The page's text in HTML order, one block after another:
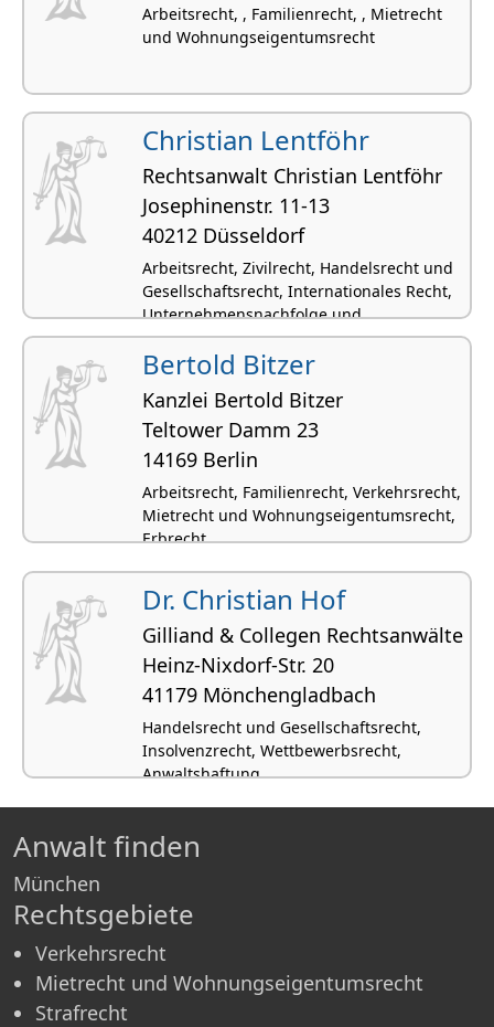
Arbeitsrecht, , Familienrecht, , Mietrecht
und Wohnungseigentumsrecht
Christian Lentföhr
Rechtsanwalt Christian Lentföhr
Josephinenstr. 11-13
40212 Düsseldorf
Arbeitsrecht, Zivilrecht, Handelsrecht und
Gesellschaftsrecht, Internationales Recht,
Unternehmensnachfolge und
Betriebsnachfolge
Bertold Bitzer
Kanzlei Bertold Bitzer
Teltower Damm 23
14169 Berlin
Arbeitsrecht, Familienrecht, Verkehrsrecht,
Mietrecht und Wohnungseigentumsrecht,
Erbrecht
Dr. Christian Hof
Gilliand & Collegen Rechtsanwälte
Heinz-Nixdorf-Str. 20
41179 Mönchen­gladbach
Handelsrecht und Gesellschaftsrecht,
Insolvenzrecht, Wettbewerbsrecht,
Anwaltshaftung
Anwalt finden
München
Rechtsgebiete
Verkehrsrecht
Mietrecht und Wohnungseigentumsrecht
Strafrecht